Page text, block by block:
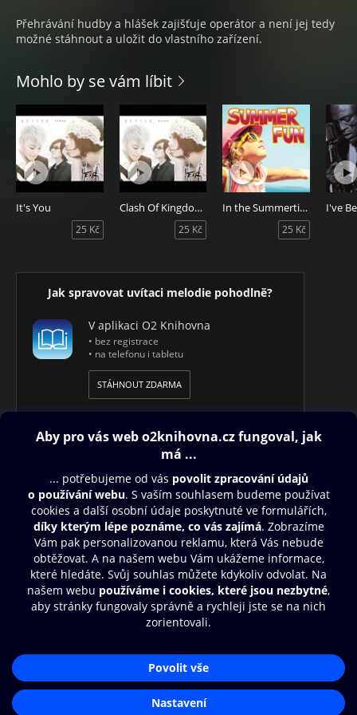
Přehrávání hudby a hlášek zajišťuje operátor a není jej tedy
možné stáhnout a uložit do vlastního zařízení.
Mohlo by se vám líbit
It's You
25 Kč
Clash Of Kingdoms
25 Kč
In the Summertime
25 Kč
Jak spravovat uvítaci melodie pohodlně?
V aplikaci O2 Knihovna
• bez registrace
• na telefonu i tabletu
STÁHNOUT ZDARMA
Obsah ke stažení
Moje O2 Knihovna
Další zábava
© O2 Czech Republic a.s.
Zásady zpracování osobních údajůAplikace O2 Knihovna
Čti a poslouchej své e-knihy a